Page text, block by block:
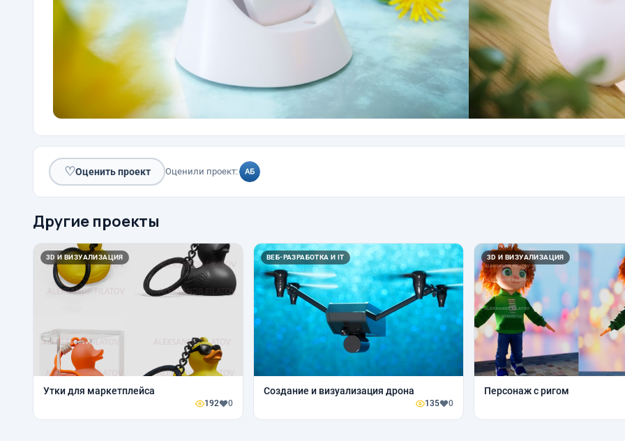
♡Оценить проект Оценили проект:
Другие проекты
3D И ВИЗУАЛИЗАЦИЯ
Утки для маркетплейса
192 0
ВЕБ-РАЗРАБОТКА И IT
Создание и визуализация дрона
135 0
3D И ВИЗУАЛИЗАЦИЯ
Персонаж с ригом